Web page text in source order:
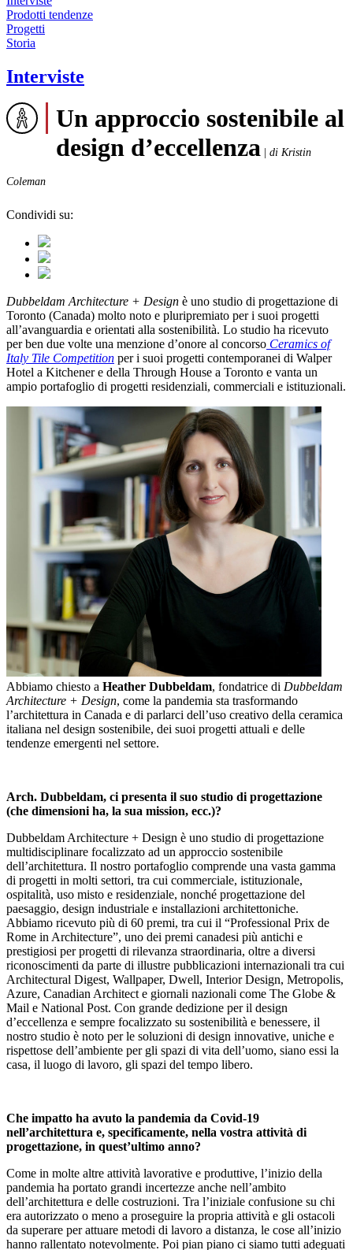
Prodotti tendenze
Progetti
Storia
Interviste
Un approccio sostenibile al
design d’eccellenza
di Kristin
Coleman
Condividi su:
Dubbeldam Architecture + Design è uno studio di progettazione di
Toronto (Canada) molto noto e pluripremiato per i suoi progetti
all’avanguardia e orientati alla sostenibilità. Lo studio ha ricevuto
per ben due volte una menzione d’onore al concorso Ceramics of
Italy Tile Competition per i suoi progetti contemporanei di Walper
Hotel a Kitchener e della Through House a Toronto e vanta un
ampio portafoglio di progetti residenziali, commerciali e istituzionali.
Abbiamo chiesto a Heather Dubbeldam, fondatrice di Dubbeldam
Architecture + Design, come la pandemia sta trasformando
l’architettura in Canada e di parlarci dell’uso creativo della ceramica
italiana nel design sostenibile, dei suoi progetti attuali e delle
tendenze emergenti nel settore.
Arch. Dubbeldam, ci presenta il suo studio di progettazione
(che dimensioni ha, la sua mission, ecc.)?
Dubbeldam Architecture + Design è uno studio di progettazione
multidisciplinare focalizzato ad un approccio sostenibile
dell’architettura. Il nostro portafoglio comprende una vasta gamma
di progetti in molti settori, tra cui commerciale, istituzionale,
ospitalità, uso misto e residenziale, nonché progettazione del
paesaggio, design industriale e installazioni architettoniche.
Abbiamo ricevuto più di 60 premi, tra cui il “Professional Prix de
Rome in Architecture”, uno dei premi canadesi più antichi e
prestigiosi per progetti di rilevanza straordinaria, oltre a diversi
riconoscimenti da parte di illustre pubblicazioni internazionali tra cui
Architectural Digest, Wallpaper, Dwell, Interior Design, Metropolis,
Azure, Canadian Architect e giornali nazionali come The Globe &
Mail e National Post. Con grande dedizione per il design
d’eccellenza e sempre focalizzato su sostenibilità e benessere, il
nostro studio è noto per le soluzioni di design innovative, uniche e
rispettose dell’ambiente per gli spazi di vita dell’uomo, siano essi la
casa, il luogo di lavoro, gli spazi del tempo libero.
Che impatto ha avuto la pandemia da Covid-19
nell’architettura e, specificamente, nella vostra attività di
progettazione, in quest’ultimo anno?
Come in molte altre attività lavorative e produttive, l’inizio della
pandemia ha portato grandi incertezze anche nell’ambito
dell’architettura e delle costruzioni. Tra l’iniziale confusione su chi
era autorizzato o meno a proseguire la propria attività e gli ostacoli
da superare per attuare metodi di lavoro a distanza, le cose all’inizio
hanno rallentato notevolmente. Poi pian piano ci siamo tutti adeguati